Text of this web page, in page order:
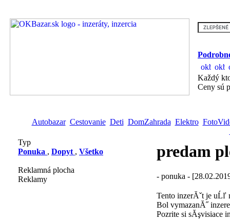
Každý
Ceny sú
Autobazar Cestovanie Deti DomZahrada Elektro
Typ
Ponuka , Dopyt , Všetko
Reklamná plocha
Reklamy
predam
- ponuka -
Tento inzerĂˇt je uĹľ
Bol vymazanĂ˝
Pozrite si sĂşvisiace